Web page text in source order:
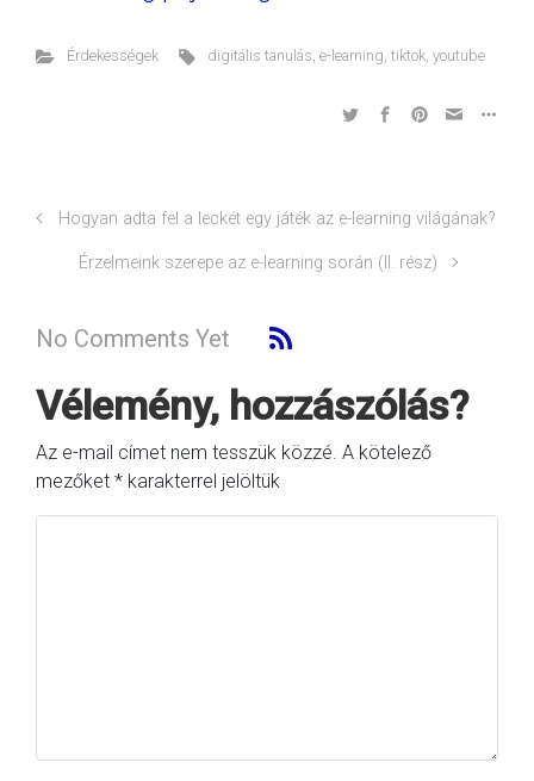
Érdekességek digitális tanulás,e-learning,tiktok,youtube
Hogyan adta fel a leckét egy játék az e-learning világának?
Érzelmeink szerepe az e-learning során (II. rész)
No Comments Yet
Vélemény, hozzászólás?
Az e-mail címet nem tesszük közzé. A kötelező
mezőket * karakterrel jelöltük